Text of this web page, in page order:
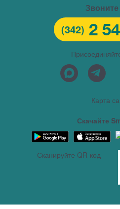
(342) 2
Карта
Скачайте
Сканируйте QR-код